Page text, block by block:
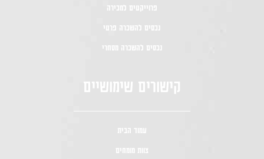
פרוייקטים למכירה
נכסים להשכרה פרטי
נכסים להשכרה מסחרי
קישורים שימושיים
עמוד הבית
צוות מומחים